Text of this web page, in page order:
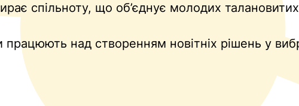
спільноту, що об’єднує молодих
над створенням новітніх рішень у